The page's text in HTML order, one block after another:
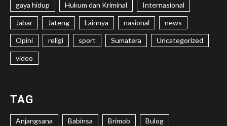
gaya hidup Hukum dan Kriminal Internasional
Jabar Jateng Lainnya nasional news
Opini religi sport Sumatera Uncategorized
video
TAG
Anjangsana Babinsa Brimob Bulog